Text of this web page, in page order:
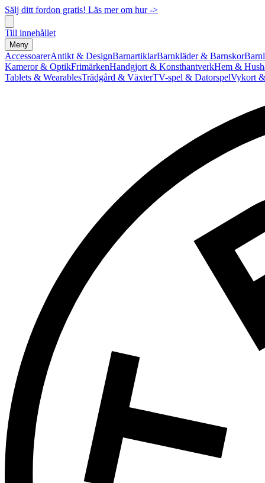
Sälj ditt fordon gratis! Läs mer om hur ->
Till innehållet
Meny
AccessoarerAntikt & DesignBarnartiklarBarnkläder & Barnskor
Kameror & OptikFrimärkenHandgjort & KonsthantverkHem &
Tablets & WearablesTrädgård & VäxterTV-spel & DatorspelVykort